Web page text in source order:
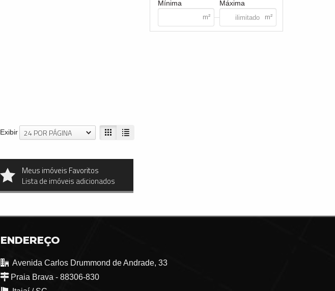
Mínima Máxima
Exibir 24 POR PÁGINA
Meus imóveis Favoritos
Lista de imóveis adicionados
ENDEREÇO
Avenida Carlos Drummond de Andrade, 33
Praia Brava - 88306-830